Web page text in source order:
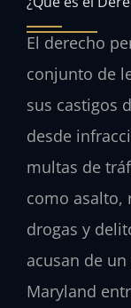
El derecho
conjunto de
sus castigos
desde
multas de
como asalto,
drogas y
acusan de
Maryland